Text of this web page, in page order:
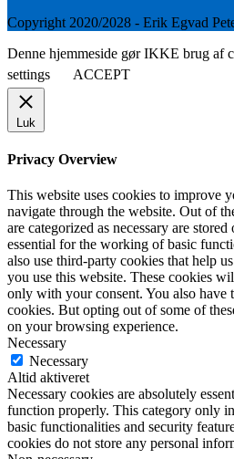
Copyright 2020/2028 - Erik Egvad
Denne hjemmeside gør IKKE brug af
settings
ACCEPT
Luk
Privacy Overview
This website uses cookies to improve
navigate through the website. Out of
are categorized as necessary are
essential for the working of basic
also use third-party cookies that help
you use this website. These cookies
only with your consent. You also have
cookies. But opting out of some of
on your browsing experience.
Necessary
Necessary
Altid aktiveret
Necessary cookies are absolutely
function properly. This category only
basic functionalities and security
cookies do not store any personal